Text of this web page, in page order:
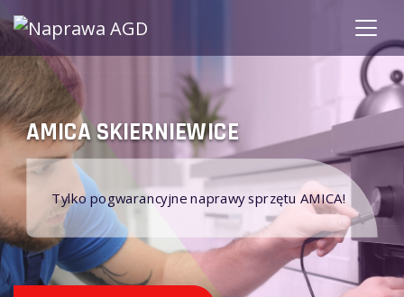
AMICA SKIERNIEWICE
Tylko pogwarancyjne naprawy sprzętu AMICA!